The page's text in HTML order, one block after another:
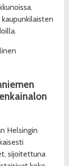
Helsingin
sijoitettuna